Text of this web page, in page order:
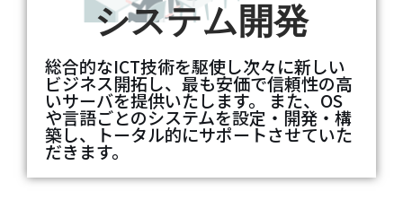
システム開発
総合的なICT技術を駆使し次々に新しい
ビジネス開拓し、最も安価で信頼性の高
いサーバを提供いたします。 また、OS
や言語ごとのシステムを設定・開発・構
築し、トータル的にサポートさせていた
だきます。